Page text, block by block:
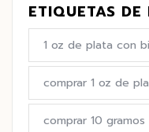
ETIQUETAS DE
1 oz de plata con
comprar 1 oz de
comprar 10